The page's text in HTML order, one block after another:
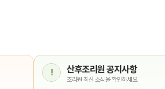
산후조리원 공지사항